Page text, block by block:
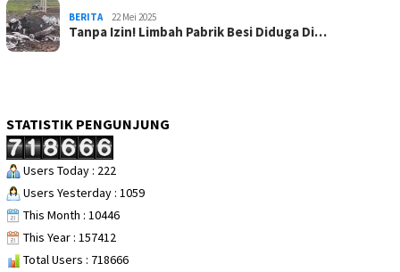
BERITA 22 Mei 2025
Tanpa Izin! Limbah Pabrik Besi Diduga Di…
STATISTIK PENGUNJUNG
Users Today : 222
Users Yesterday : 1059
This Month : 10446
This Year : 157412
Total Users : 718666